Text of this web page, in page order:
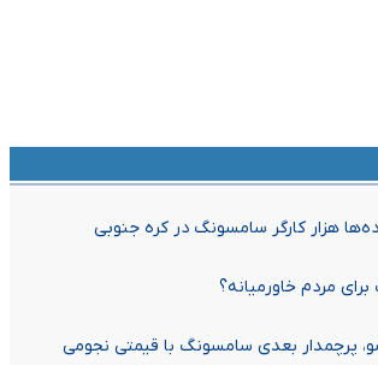
هزار کارگر سامسونگ در کره جنوبی
مردم خاورمیانه؟
پرچمدار بعدی سامسونگ با قیمتی نجومی